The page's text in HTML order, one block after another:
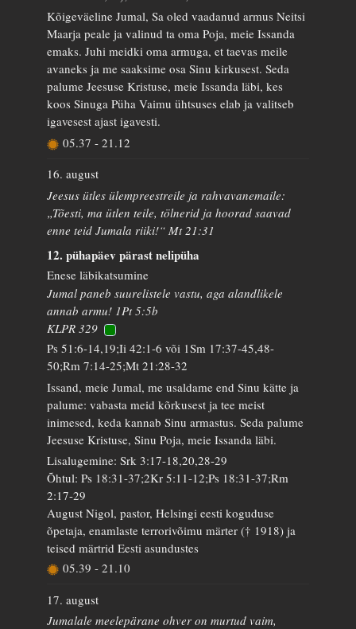
Kõigeväeline Jumal, Sa oled vaadanud armus Neitsi
Maarja peale ja valinud ta oma Poja, meie Issanda
emaks. Juhi meidki oma armuga, et taevas meile
avaneks ja me saaksime osa Sinu kirkusest. Seda
palume Jeesuse Kristuse, meie Issanda läbi, kes
koos Sinuga Püha Vaimu ühtsuses elab ja valitseb
igavesest ajast igavesti.
05.37 - 21.12
16. august
Jeesus ütles ülempreestreile ja rahvavanemaile:
„Tõesti, ma ütlen teile, tölnerid ja hoorad saavad
enne teid Jumala riiki!“ Mt 21:31
12. pühapäev pärast nelipüha
Enese läbikatsumine
Jumal paneb suurelistele vastu, aga alandlikele
annab armu! 1Pt 5:5b
KLPR 329
Ps 51:6-14,19;Ii 42:1-6 või 1Sm 17:37-45,48-
50;Rm 7:14-25;Mt 21:28-32
Issand, meie Jumal, me usaldame end Sinu kätte ja
palume: vabasta meid kõrkusest ja tee meist
inimesed, keda kannab Sinu armastus. Seda palume
Jeesuse Kristuse, Sinu Poja, meie Issanda läbi.
Lisalugemine: Srk 3:17-18,20,28-29
Õhtul: Ps 18:31-37;2Kr 5:11-12;Ps 18:31-37;Rm
2:17-29
August Nigol, pastor, Helsingi eesti koguduse
õpetaja, enamlaste terrorivõimu märter († 1918) ja
teised märtrid Eesti asundustes
05.39 - 21.10
17. august
Jumalale meelepärane ohver on murtud vaim,